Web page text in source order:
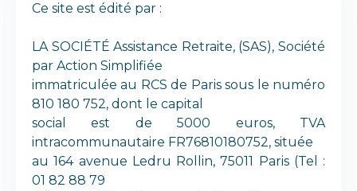
Ce site est édité par :
LA SOCIÉTÉ Assistance Retraite, (SAS), Société
par Action Simplifiée
immatriculée au RCS de Paris sous le numéro
810 180 752, dont le capital
social est de 5000 euros, TVA
intracommunautaire FR76810180752, située
au 164 avenue Ledru Rollin, 75011 Paris (Tel :
01 82 88 79